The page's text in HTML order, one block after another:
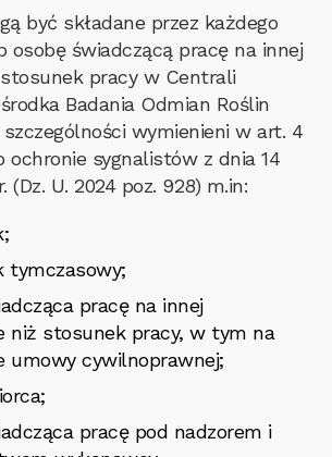
być składane przez każdego
osobę świadczącą pracę na innej
pracy w Centrali
Badania Odmian Roślin
wymienieni w art. 4
ochronie sygnalistów z dnia 14
(Dz. U. 2024 poz. 928) m.in:
tymczasowy;
pracę na innej
niż stosunek pracy, w tym na
umowy cywilnoprawnej;
pracę pod nadzorem i